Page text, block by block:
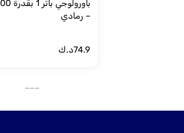
– رمادي
74.9د.ك
___